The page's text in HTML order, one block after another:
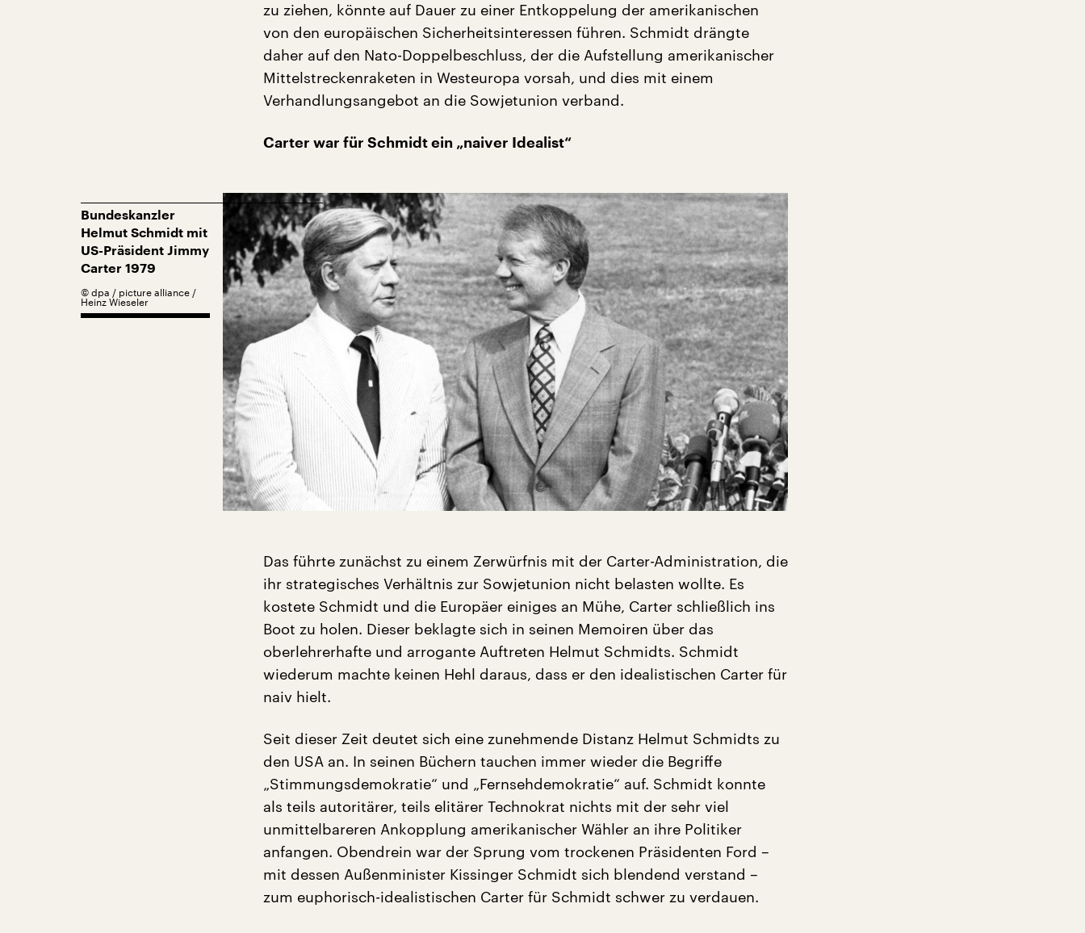
zu ziehen, könnte auf Dauer zu einer Entkoppelung der amerikanischen
von den europäischen Sicherheitsinteressen führen. Schmidt drängte
daher auf den Nato-Doppelbeschluss, der die Aufstellung amerikanischer
Mittelstreckenraketen in Westeuropa vorsah, und dies mit einem
Verhandlungsangebot an die Sowjetunion verband.
Carter war für Schmidt ein „naiver Idealist“
Bundeskanzler
Helmut Schmidt mit
US-Präsident Jimmy
Carter 1979
© dpa / picture alliance /
Heinz Wieseler
Das führte zunächst zu einem Zerwürfnis mit der Carter-Administration, die
ihr strategisches Verhältnis zur Sowjetunion nicht belasten wollte. Es
kostete Schmidt und die Europäer einiges an Mühe, Carter schließlich ins
Boot zu holen. Dieser beklagte sich in seinen Memoiren über das
oberlehrerhafte und arrogante Auftreten Helmut Schmidts. Schmidt
wiederum machte keinen Hehl daraus, dass er den idealistischen Carter für
naiv hielt.
Seit dieser Zeit deutet sich eine zunehmende Distanz Helmut Schmidts zu
den USA an. In seinen Büchern tauchen immer wieder die Begriffe
„Stimmungsdemokratie“ und „Fernsehdemokratie“ auf. Schmidt konnte
als teils autoritärer, teils elitärer Technokrat nichts mit der sehr viel
unmittelbareren Ankopplung amerikanischer Wähler an ihre Politiker
anfangen. Obendrein war der Sprung vom trockenen Präsidenten Ford –
mit dessen Außenminister Kissinger Schmidt sich blendend verstand –
zum euphorisch-idealistischen Carter für Schmidt schwer zu verdauen.